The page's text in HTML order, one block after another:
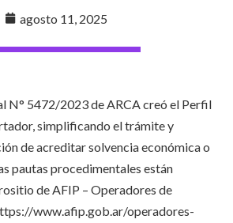
agosto 11, 2025
N° 5472/2023 de ARCA creó el Perfil
simplificando el trámite y
de acreditar solvencia económica o
pautas procedimentales están
de AFIP – Operadores de
www.afip.gob.ar/operadores-